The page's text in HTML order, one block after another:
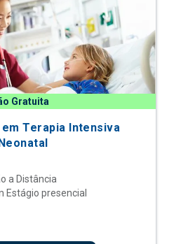
Gratuita
Terapia Intensiva
a Distância
Estágio presencial